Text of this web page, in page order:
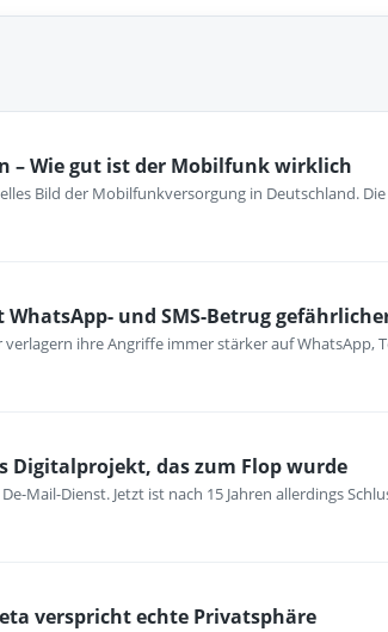
– Wie gut ist der Mobilfunk wirklich
Bild der Mobilfunkversorgung in Deutschland.
WhatsApp- und SMS-Betrug
ihre Angriffe immer stärker auf WhatsApp,
Digitalprojekt, das zum Flop wurde
Mail-Dienst. Jetzt ist nach 15 Jahren allerdings
verspricht echte Privatsphäre